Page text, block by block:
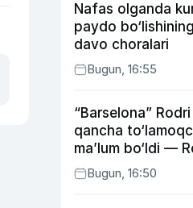
Nafas olganda
paydo
davo choralari
Bugun, 16:55
“Barselona”
qancha
ma’lum bo‘ldi —
Bugun, 16:50